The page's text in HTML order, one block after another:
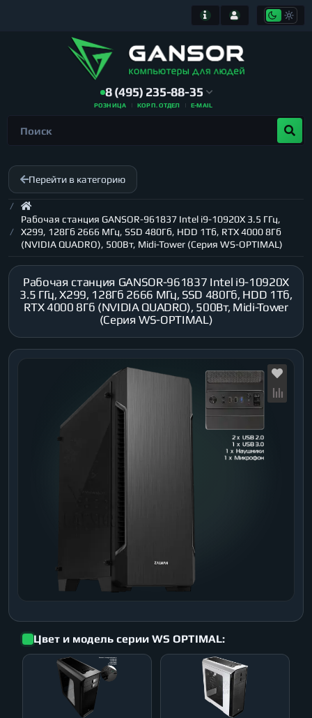
8 (495) 235-88-35
РОЗНИЦА КОРП. ОТДЕЛ E-MAIL
Перейти в категорию
Рабочая станция GANSOR-961837 Intel i9-10920X 3.5 ГГц,
X299, 128Гб 2666 МГц, SSD 480Гб, HDD 1Тб, RTX 4000 8Гб
(NVIDIA QUADRO), 500Вт, Midi-Tower (Серия WS-OPTIMAL)
Рабочая станция GANSOR-961837 Intel i9-10920X
3.5 ГГц, X299, 128Гб 2666 МГц, SSD 480Гб, HDD 1Тб,
RTX 4000 8Гб (NVIDIA QUADRO), 500Вт, Midi-Tower
(Серия WS-OPTIMAL)
Цвет и модель серии WS OPTIMAL: